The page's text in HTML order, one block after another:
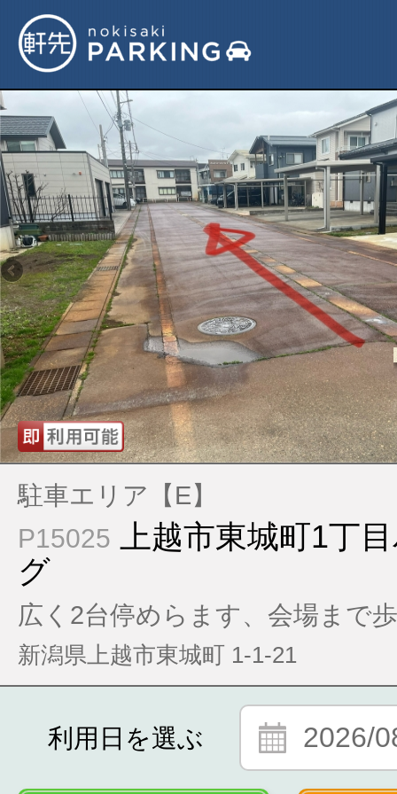
駐車エリア【E】
P15025
上越市東城町1丁
グ
広く2台停めらます、会場まで
新潟県上越市東城町 1-1-21
利用日を選ぶ 2026/